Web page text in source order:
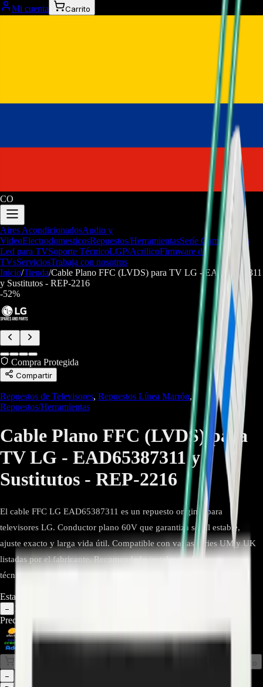
Mi cuenta Carrito
CO
Aires AcondicionadosAudio y
VideoElectrodomesticosRepuestos/HerramientasSeríe Gamer
Barras
Led para TVSoporte TécnicoLGP/AcrilicoFirmware de
TVsServiciosTrabaja con nosotros
Inicio/Tienda/Cable Plano FFC (LVDS) para TV LG - EAD65387311
y Sustitutos - REP-2216
-52%
Compra Protegida
Compartir
Repuestos de Televisores, Repuestos Línea Marrón,
Repuestos/Herramientas
Cable Plano FFC (LVDS) para
TV LG - EAD65387311 y
Sustitutos - REP-2216
El cable FFC LG EAD65387311 es un repuesto original para
televisores LG. Conductor plano 60V que garantiza señal estable,
ajuste exacto y larga vida útil. Compatible con varias series UM y UK
listadas por el fabricante. Recomendado instalar mediante servicio
técnico autorizado.
Estado:
− 1
Precio Regular:
Añadir al Carrito
− 1